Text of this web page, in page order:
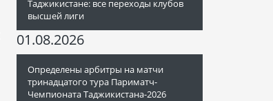
Таджикистане: все переходы клубов
высшей лиги
01.08.2026
Определены арбитры на матчи
тринадцатого тура Париматч-
Чемпионата Таджикистана-2026